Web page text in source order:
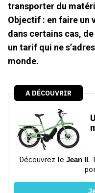
transporter du
Objectif : en faire un
dans certains cas,
un tarif qui ne
monde.